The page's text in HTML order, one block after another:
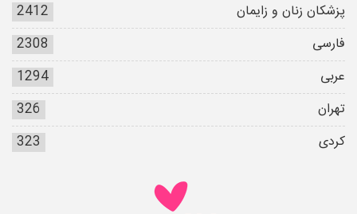
پزشکان زنان و زایمان
2412
فارسی
2308
عربی
1294
تهران
326
کردی
323